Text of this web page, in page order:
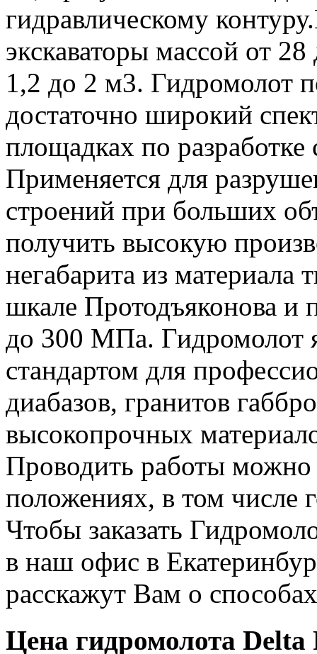
гидравлическому
экскаваторы массой от
1,2 до 2 м3. Гидромолот
достаточно широкий
площадках по разработке
Применяется для
строений при больших
получить высокую
негабарита из
шкале Протодъяконова и
до 300 МПа. Гидромолот
стандартом для
диабазов, гранитов
высокопрочных
Проводить работы
положениях, в том числе
Чтобы заказать
в наш офис в
расскажут Вам о
Цена гидромолота Delta